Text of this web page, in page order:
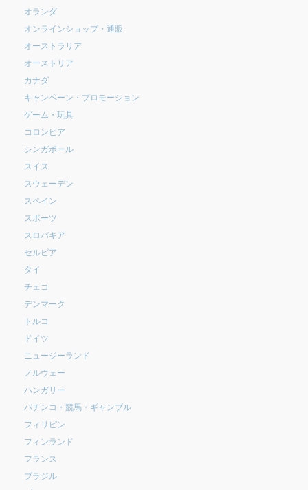
オランダ
オンラインショップ・通販
オーストラリア
オーストリア
カナダ
キャンペーン・プロモーション
ゲーム・玩具
コロンビア
シンガポール
スイス
スウェーデン
スペイン
スポーツ
スロバキア
セルビア
タイ
チェコ
デンマーク
トルコ
ドイツ
ニュージーランド
ノルウェー
ハンガリー
パチンコ・競馬・ギャンブル
フィリピン
フィンランド
フランス
ブラジル